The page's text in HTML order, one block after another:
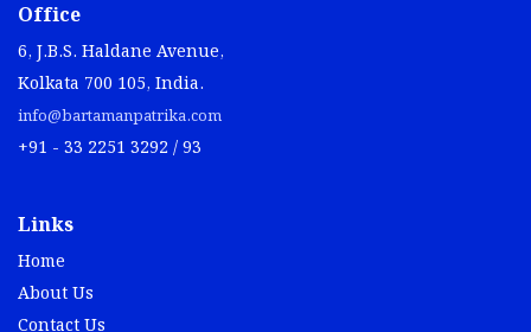
Office
6, J.B.S. Haldane Avenue,
Kolkata 700 105, India.
info@bartamanpatrika.com
+91 - 33 2251 3292 / 93
Links
Home
About Us
Contact Us